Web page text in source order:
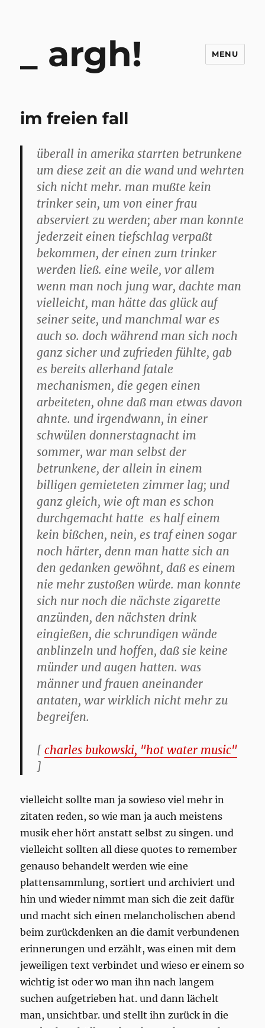
argh! MENU
im freien fall
überall in amerika starrten betrunkene
um diese zeit an die wand und wehrten
sich nicht mehr. man mußte kein
trinker sein, um von einer frau
abserviert zu werden; aber man konnte
jederzeit einen tiefschlag verpaßt
bekommen, der einen zum trinker
werden ließ. eine weile, vor allem
wenn man noch jung war, dachte man
vielleicht, man hätte das glück auf
seiner seite, und manchmal war es
auch so. doch während man sich noch
ganz sicher und zufrieden fühlte, gab
es bereits allerhand fatale
mechanismen, die gegen einen
arbeiteten, ohne daß man etwas davon
ahnte. und irgendwann, in einer
schwülen donnerstagnacht im
sommer, war man selbst der
betrunkene, der allein in einem
billigen gemieteten zimmer lag; und
ganz gleich, wie oft man es schon
durchgemacht hatte  es half einem
kein bißchen, nein, es traf einen sogar
noch härter, denn man hatte sich an
den gedanken gewöhnt, daß es einem
nie mehr zustoßen würde. man konnte
sich nur noch die nächste zigarette
anzünden, den nächsten drink
eingießen, die schrundigen wände
anblinzeln und hoffen, daß sie keine
münder und augen hatten. was
männer und frauen aneinander
antaten, war wirklich nicht mehr zu
begreifen.
[charles bukowski, "hot water music"
]
vielleicht sollte man ja sowieso viel mehr in
zitaten reden, so wie man ja auch meistens
musik eher hört anstatt selbst zu singen. und
vielleicht sollten all diese quotes to remember
genauso behandelt werden wie eine
plattensammlung, sortiert und archiviert und
hin und wieder nimmt man sich die zeit dafür
und macht sich einen melancholischen abend
beim zurückdenken an die damit verbundenen
erinnerungen und erzählt, was einen mit dem
jeweiligen text verbindet und wieso er einem so
wichtig ist oder wo man ihn nach langem
suchen aufgetrieben hat. und dann lächelt
man, unsichtbar. und stellt ihn zurück in die